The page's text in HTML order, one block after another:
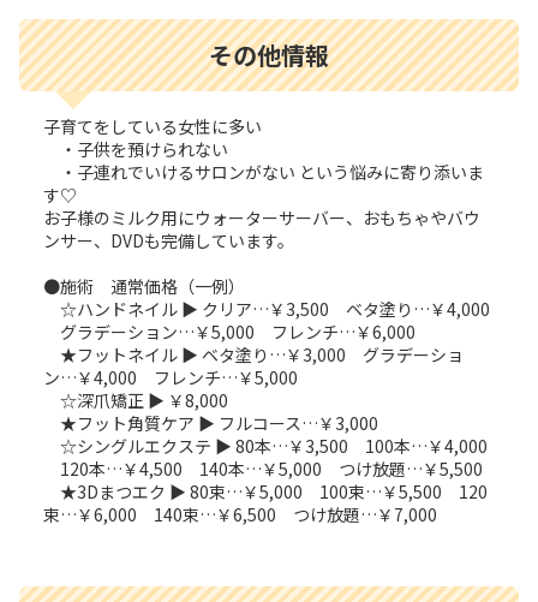
その他情報
子育てをしている女性に多い
・子供を預けられない
・子連れでいけるサロンがない という悩みに寄り添いま
す♡
お子様のミルク用にウォーターサーバー、おもちゃやバウ
ンサー、DVDも完備しています。
●施術 通常価格（一例）
☆ハンドネイル ▶ クリア…￥3,500 ベタ塗り…￥4,000
グラデーション…￥5,000 フレンチ…￥6,000
★フットネイル ▶ ベタ塗り…￥3,000 グラデーショ
ン…￥4,000 フレンチ…￥5,000
☆深爪矯正 ▶ ￥8,000
★フット角質ケア ▶ フルコース…￥3,000
☆シングルエクステ ▶ 80本…￥3,500 100本…￥4,000
120本…￥4,500 140本…￥5,000 つけ放題…￥5,500
★3Dまつエク ▶ 80束…￥5,000 100束…￥5,500 120
束…￥6,000 140束…￥6,500 つけ放題…￥7,000